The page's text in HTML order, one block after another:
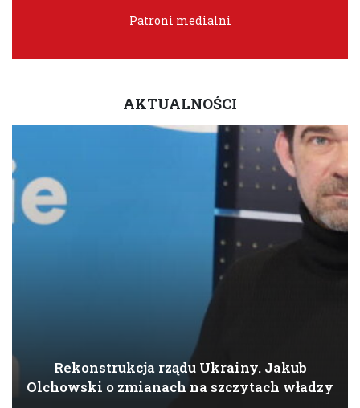
Patroni medialni
AKTUALNOŚCI
Rekonstrukcja rządu Ukrainy. Jakub
Olchowski o zmianach na szczytach władzy